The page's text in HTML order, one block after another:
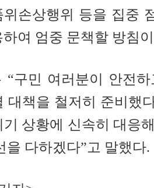
손상행위 등을 집중
여 엄중 문책할 방침
“구민 여러분이 안전
대책을 철저히 준비했
상황에 신속히 대응
을 다하겠다”고 말했다.